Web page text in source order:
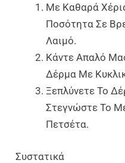
Με Καθαρά
Ποσότητα Σε
Λαιμό.
Κάντε Απαλό
Δέρμα Με
Ξεπλύνετε Το
Στεγνώστε Το
Πετσέτα.
Συστατικά